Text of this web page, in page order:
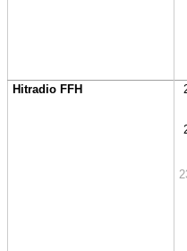
Hitradio FFH